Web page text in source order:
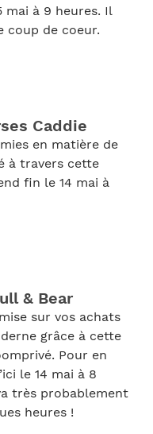
mai à 9 heures. Il
coup de coeur.
Caddie
en matière de
à travers cette
fin le 14 mai à
& Bear
sur vos achats
grâce à cette
Pour en
le 14 mai à 8
très probablement
heures !